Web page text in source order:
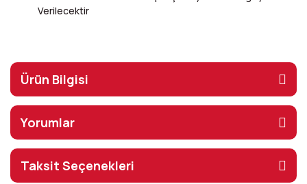
Verilecektir
Ürün Bilgisi
Yorumlar
Taksit Seçenekleri